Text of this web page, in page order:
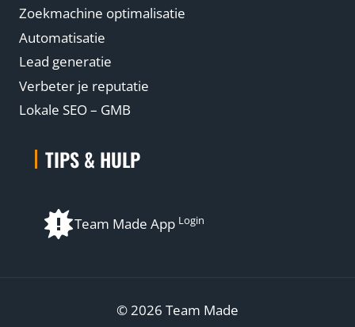
Zoekmachine optimalisatie
Automatisatie
Lead generatie
Verbeter je reputatie
Lokale SEO – GMB
TIPS & HULP
Team Made App Login
© 2026 Team Made